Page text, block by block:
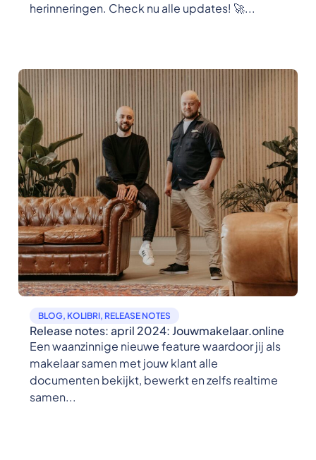
herinneringen. Check nu alle updates! 🚀...
BLOG, KOLIBRI, RELEASE NOTES
Release notes: april 2024: Jouwmakelaar.online
Een waanzinnige nieuwe feature waardoor jij als
makelaar samen met jouw klant alle
documenten bekijkt, bewerkt en zelfs realtime
samen...